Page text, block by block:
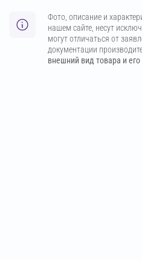
Фото, описание и
нашем сайте, несут
могут отличаться от
документации
внешний вид товара и его